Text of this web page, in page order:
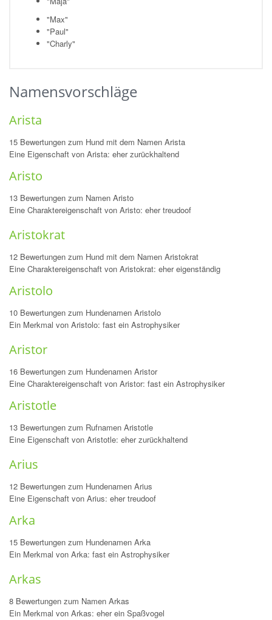
"Max"
"Paul"
"Charly"
Namensvorschläge
Arista
15 Bewertungen zum Hund mit dem Namen Arista
Eine Eigenschaft von Arista: eher zurückhaltend
Aristo
13 Bewertungen zum Namen Aristo
Eine Charaktereigenschaft von Aristo: eher treudoof
Aristokrat
12 Bewertungen zum Hund mit dem Namen Aristokrat
Eine Charaktereigenschaft von Aristokrat: eher eigenständig
Aristolo
10 Bewertungen zum Hundenamen Aristolo
Ein Merkmal von Aristolo: fast ein Astrophysiker
Aristor
16 Bewertungen zum Hundenamen Aristor
Eine Charaktereigenschaft von Aristor: fast ein Astrophysiker
Aristotle
13 Bewertungen zum Rufnamen Aristotle
Eine Eigenschaft von Aristotle: eher zurückhaltend
Arius
12 Bewertungen zum Hundenamen Arius
Eine Eigenschaft von Arius: eher treudoof
Arka
15 Bewertungen zum Hundenamen Arka
Ein Merkmal von Arka: fast ein Astrophysiker
Arkas
8 Bewertungen zum Namen Arkas
Ein Merkmal von Arkas: eher ein Spaßvogel